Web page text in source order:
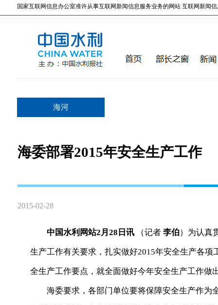
国家互联网信息办公室准许从事互联网新闻信息服务业务的网站 互联网新闻信
海河
海委部署2015年安全生产工作
2015-02-28
中国水利网站2月28日讯 （记者 李伯）为认真
生产工作有关要求，扎实做好2015年安全生产各
全生产工作要点，就全面做好今年安全生产工作做
海委要求，各部门单位要将保障安全生产作为